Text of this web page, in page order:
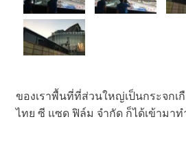
ของเราพื้นที่ที่ส่วนใหญ่เป็นกระจกเ
ไทย ซี แซด ฟิล์ม จำกัด ก็ได้เข้ามา